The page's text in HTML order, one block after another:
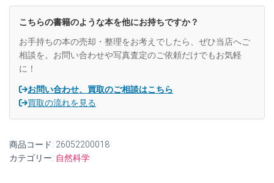
方
21)
【中
古】
こちらの書籍のような本を他にお持ちですか？
お手持ちの本の売却・整理をお考えでしたら、ぜひ当店へご
相談を。お問い合わせや写真査定のご依頼だけでもお気軽
に！
お問い合わせ、買取のご相談はこちら
買取の流れを見る
商品コード: 26052200018
カテゴリー: 自然科学